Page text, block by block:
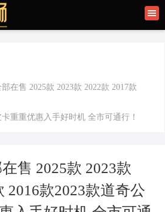
在售 2025款 2023款 2022款 2017款
重重优惠入手好时机 全市可通行！
售 2025款 2023款
2016款2023款道奇公